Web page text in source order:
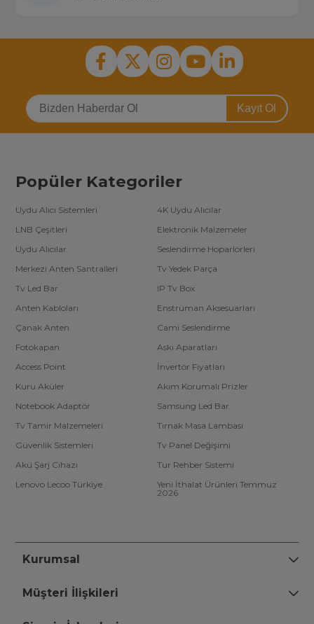
Kayıt Ol
Popüler Kategoriler
Uydu Alıcı Sistemleri
4K Uydu Alıcılar
LNB Çeşitleri
Elektronik Malzemeler
Uydu Alıcılar
Seslendirme Hoparlörleri
Merkezi Anten Santralleri
Tv Yedek Parça
Tv Led Bar
IP Tv Box
Anten Kabloları
Enstrüman Aksesuarları
Çanak Anten
Cami Seslendirme
Fotokapan
Askı Aparatları
Access Point
İnvertör Fiyatları
Kuru Aküler
Akım Korumalı Prizler
Notebook Adaptör
Samsung Led Bar
Tv Tamir Malzemeleri
Tırnak Masa Lambası
Güvenlik Sistemleri
Tv Panel Değişimi
Akü Şarj Cihazı
Tur Rehber Sistemi
Lenovo Lecoo Türkiye
Yeni İthalat Ürünleri Temmuz
2026
Kurumsal
Müşteri İlişkileri